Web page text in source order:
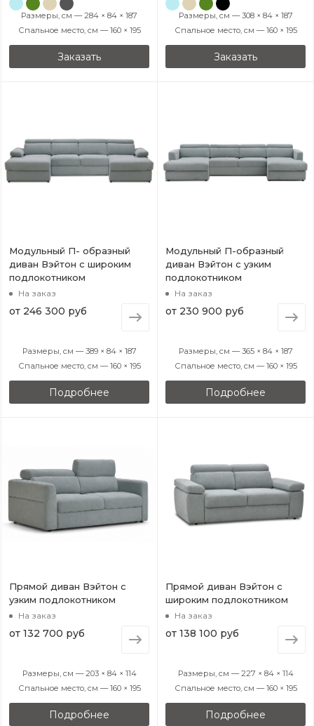
Размеры, см — 284 × 84 × 187
Спальное место, см — 160 × 195
Заказать
Размеры, см — 308 × 84 × 187
Спальное место, см — 160 × 195
Заказать
Модульный П- образный
диван Вэйтон с широким
подлокотником
На заказ
от 246 300 руб
Размеры, см — 389 × 84 × 187
Спальное место, см — 160 × 195
Подробнее
Модульный П-образный
диван Вэйтон с узким
подлокотником
На заказ
от 230 900 руб
Размеры, см — 365 × 84 × 187
Спальное место, см — 160 × 195
Подробнее
Прямой диван Вэйтон с
узким подлокотником
На заказ
от 132 700 руб
Размеры, см — 203 × 84 × 114
Спальное место, см — 160 × 195
Подробнее
Прямой диван Вэйтон с
широким подлокотником
На заказ
от 138 100 руб
Размеры, см — 227 × 84 × 114
Спальное место, см — 160 × 195
Подробнее